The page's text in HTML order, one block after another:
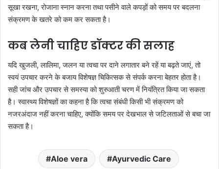
सूखा रखना, रोजाना स्नान करना तथा पसीने वाले कपड़ों को समय पर बदलना
संक्रमण के खतरे को कम कर सकता है।
कब लेनी चाहिए डॉक्टर की सलाह
यदि खुजली, लालिमा, जलन या त्वचा पर दाने लगातार बने रहें या बढ़ते जाएं, तो
स्वयं उपचार करने के बजाय विशेषज्ञ चिकित्सक से संपर्क करना बेहतर होता है।
सही जांच और उपचार से समस्या को शुरुआती चरण में नियंत्रित किया जा सकता
है। स्वास्थ्य विशेषज्ञों का कहना है कि त्वचा संबंधी किसी भी संक्रमण को
नजरअंदाज नहीं करना चाहिए, क्योंकि समय पर देखभाल से जटिलताओं से बचा जा
सकता है।
Aloe vera Ayurvedic Care